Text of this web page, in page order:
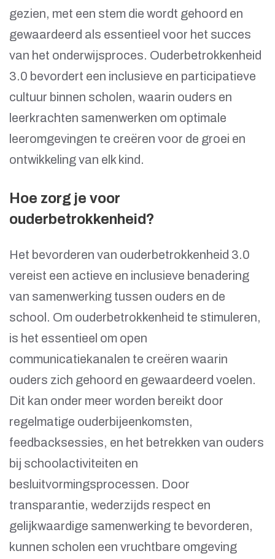
gezien, met een stem die wordt gehoord en
gewaardeerd als essentieel voor het succes
van het onderwijsproces. Ouderbetrokkenheid
3.0 bevordert een inclusieve en participatieve
cultuur binnen scholen, waarin ouders en
leerkrachten samenwerken om optimale
leeromgevingen te creëren voor de groei en
ontwikkeling van elk kind.
Hoe zorg je voor
ouderbetrokkenheid?
Het bevorderen van ouderbetrokkenheid 3.0
vereist een actieve en inclusieve benadering
van samenwerking tussen ouders en de
school. Om ouderbetrokkenheid te stimuleren,
is het essentieel om open
communicatiekanalen te creëren waarin
ouders zich gehoord en gewaardeerd voelen.
Dit kan onder meer worden bereikt door
regelmatige ouderbijeenkomsten,
feedbacksessies, en het betrekken van ouders
bij schoolactiviteiten en
besluitvormingsprocessen. Door
transparantie, wederzijds respect en
gelijkwaardige samenwerking te bevorderen,
kunnen scholen een vruchtbare omgeving